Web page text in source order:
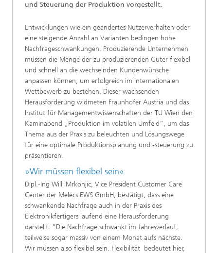
und Steuerung der Produktion vorgestellt.
Entwicklungen wie ein geändertes Nutzerverhalten oder
eine steigende Anzahl an Varianten bedingen hohe
Nachfrageschwankungen. Produzierende Unternehmen
müssen die Menge der zu produzierenden Güter flexibel
und schnell an die wechselnden Kundenwünsche
anpassen können, um erfolgreich im internationalen
Wettbewerb zu bestehen. Dieser wachsenden
Herausforderung widmeten Fraunhofer Austria und das
Institut für Managementwissenschaften der TU Wien den
Kaminabend „Produktion im volatilen Umfeld“, um das
Thema aus der Praxis zu beleuchten und Lösungswege
für eine optimale Produktionsplanung und -steuerung zu
präsentieren.
»Wir müssen flexibel sein«
Dipl.-Ing Willi Mrkonjic, Vice President Customer Care
Center der Melecs EWS GmbH, bestätigt, dass eine
schwankende Nachfrage auch in der Praxis des
Elektronikfertigers laufend eine Herausforderung
darstellt: "Die Nachfrage schwankt im Jahresverlauf,
teilweise sogar massiv von einem Monat aufs nächste.
Wir müssen also flexibel sein. Flexibilität bedeutet hier,